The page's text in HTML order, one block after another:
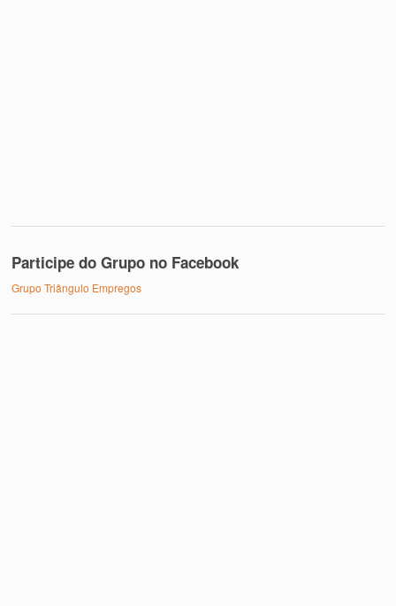
Participe do Grupo no Facebook
Grupo Triângulo Empregos